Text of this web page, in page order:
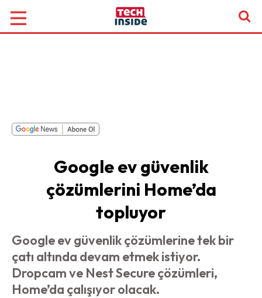
Google ev güvenlik
çözümlerini Home’da
topluyor
Google ev güvenlik çözümlerine tek bir
çatı altında devam etmek istiyor.
Dropcam ve Nest Secure çözümleri,
Home’da çalışıyor olacak.